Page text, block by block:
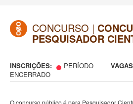
CONCURSO |
PESQUISADOR
INSCRIÇÕES:
PERÍODO
ENCERRADO
O concurso público é para Pesquisador